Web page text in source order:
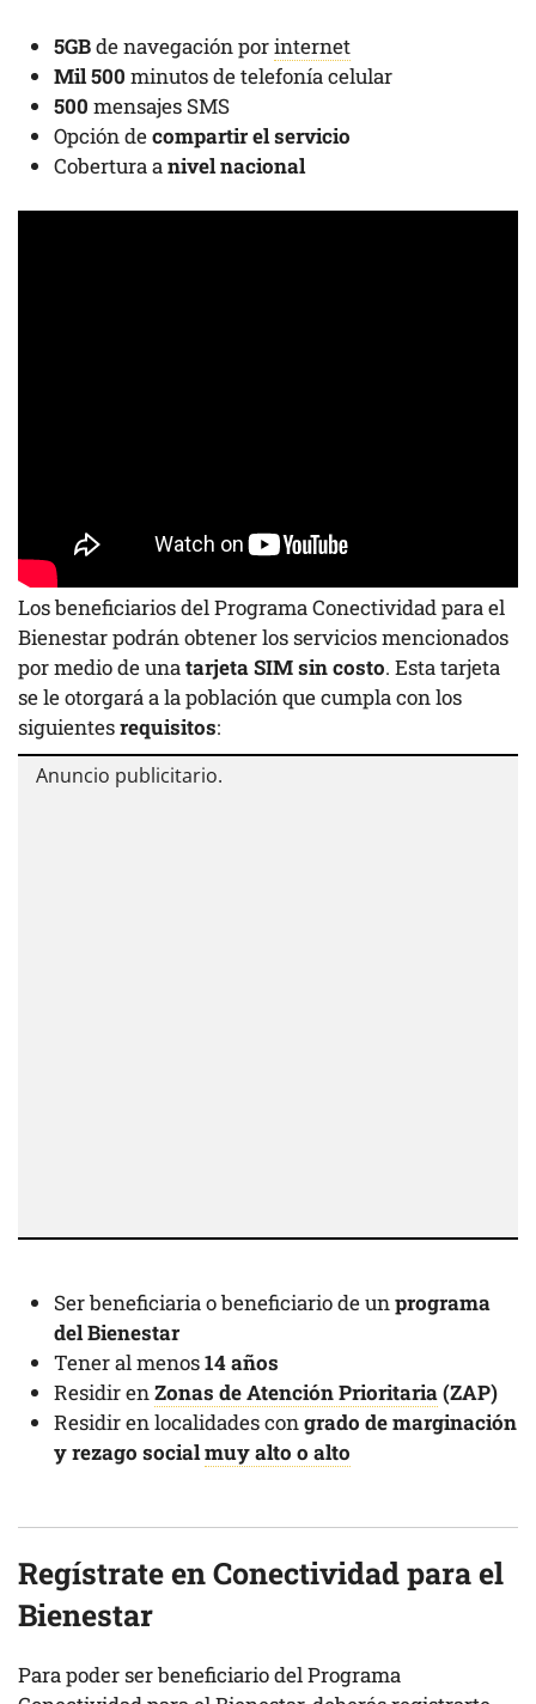
5GBde navegación porinternet
Mil 500 minutos de telefonía celular
500 mensajes SMS
Opción decompartir el servicio
Cobertura a nivel nacional
Los beneficiarios del Programa Conectividad para el
Bienestar podrán obtener los servicios mencionados
por medio de unatarjeta SIM sin costo. Esta tarjeta
se le otorgará a la población que cumpla con los
siguientesrequisitos:
Ser beneficiaria o beneficiario de un programa
del Bienestar
Tener al menos14 años
Residir en Zonas de Atención Prioritaria(ZAP)
Residir en localidades con grado de marginación
y rezago socialmuy alto o alto
Regístrate en Conectividad para el
Bienestar
Para poder ser beneficiario del Programa